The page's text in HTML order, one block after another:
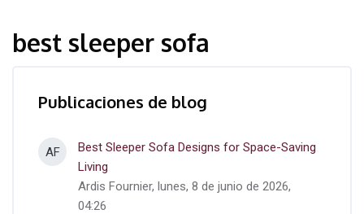
best sleeper sofa
Publicaciones de blog
AF
Best Sleeper Sofa Designs for Space-Saving
Living
Ardis Fournier, lunes, 8 de junio de 2026,
04:26